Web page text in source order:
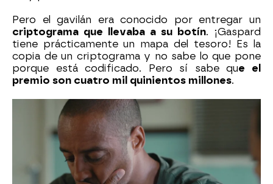
Pero el gavilán era conocido por entregar un
criptograma que llevaba a su botín. ¡Gaspard
tiene prácticamente un mapa del tesoro! Es la
copia de un criptograma y no sabe lo que pone
porque está codificado. Pero sí sabe que el
premio son cuatro mil quinientos millones.
Por su parte Jackson va a al trabajo después de
haber sido padre y nopuede dejar de pensar en
su bebé y en su madre Emma. S
alió de
maternidad con la hija y ha desaparecido. Tiene
el móvil apagado. Pero los expolicías conocen
todos sus trucos.